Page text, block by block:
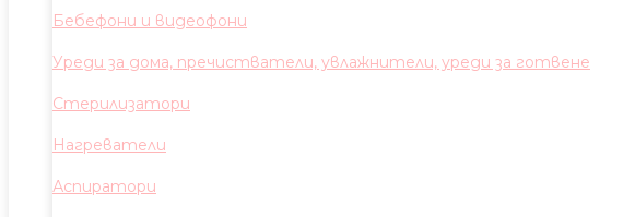
Бебефони и видеофони
Уреди за дома, пречистватели, увлажнители, уреди за готвене
Стерилизатори
Нагреватели
Аспиратори